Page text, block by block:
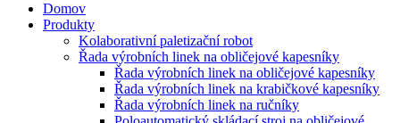
Domov
Produkty
Kolaborativní paletizační robot
Řada výrobních linek na obličejové kapesníky
Řada výrobních linek na obličejové kapesníky
Řada výrobních linek na krabičkové kapesníky
Řada výrobních linek na ručníky